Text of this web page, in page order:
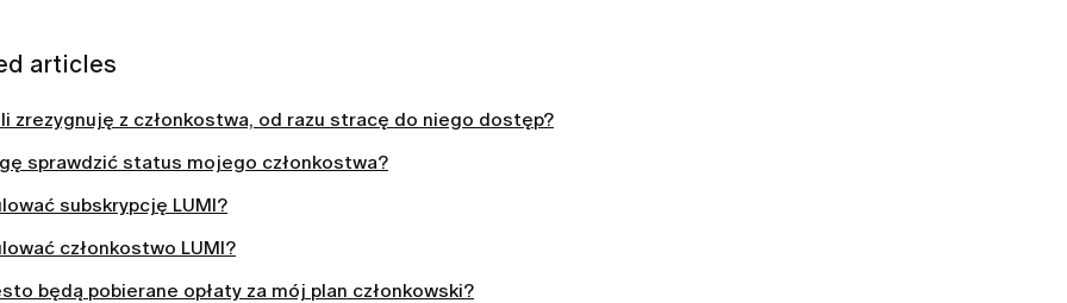
articles
zrezygnuję z członkostwa, od razu stracę do niego dostęp?
sprawdzić status mojego członkostwa?
subskrypcję LUMI?
członkostwo LUMI?
będą pobierane opłaty za mój plan członkowski?